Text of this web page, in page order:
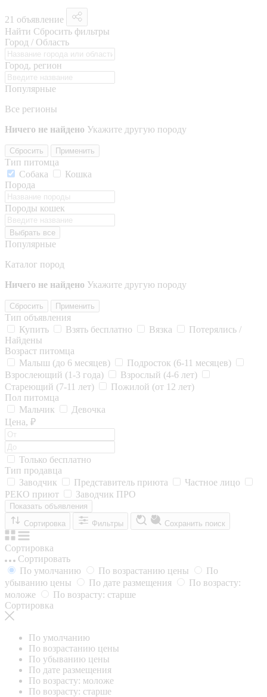
21 объявление
Найти Сбросить фильтры
Город / Область
Город, регион
Популярные
Все регионы
Ничего не найдено Укажите другую породу
Сбросить Применить
Тип питомца
Собака
Кошка
Порода
Породы кошек
Выбрать все
Популярные
Каталог пород
Ничего не найдено Укажите другую породу
Сбросить Применить
Тип объявления
Купить
Взять бесплатно Вязка
Потерялись /
Найдены
Возраст питомца
Малыш (до 6 месяцев)
Подросток (6-11 месяцев)
Взрослеющий (1-3 года)
Взрослый (4-6 лет)
Стареющий (7-11 лет)
Пожилой (от 12 лет)
Пол питомца
Мальчик
Девочка
Цена, ₽
Только бесплатно
Тип продавца
Заводчик
Представитель приюта
Частное лицо
РЕКО приют
Заводчик ПРО
Показать объявления
Сортировка
Фильтры Сохранить поиск
Сортировка
Сортировать
По умолчанию
По возрастанию цены
По
убыванию цены
По дате размещения
По возрасту:
моложе
По возрасту: старше
Сортировка
По умолчанию
По возрастанию цены
По убыванию цены
По дате размещения
По возрасту: моложе
По возрасту: старше